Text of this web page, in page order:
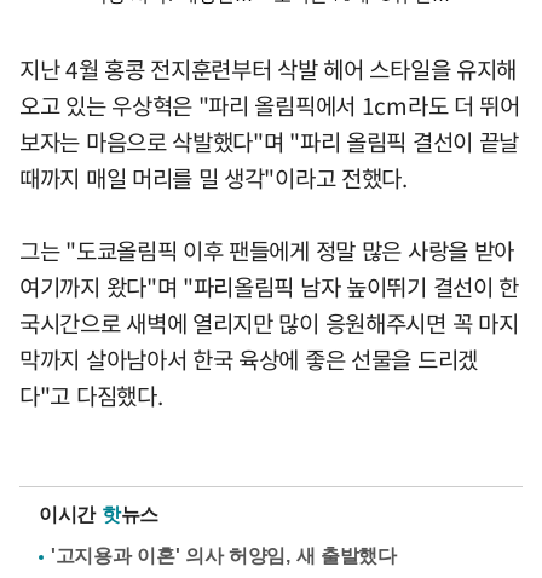
지난 4월 홍콩 전지훈련부터 삭발 헤어 스타일을 유지해
오고 있는 우상혁은 "파리 올림픽에서 1cm라도 더 뛰어
보자는 마음으로 삭발했다"며 "파리 올림픽 결선이 끝날
때까지 매일 머리를 밀 생각"이라고 전했다.
그는 "도쿄올림픽 이후 팬들에게 정말 많은 사랑을 받아
여기까지 왔다"며 "파리올림픽 남자 높이뛰기 결선이 한
국시간으로 새벽에 열리지만 많이 응원해주시면 꼭 마지
막까지 살아남아서 한국 육상에 좋은 선물을 드리겠
다"고 다짐했다.
이시간 핫뉴스
'고지용과 이혼' 의사 허양임, 새 출발했다